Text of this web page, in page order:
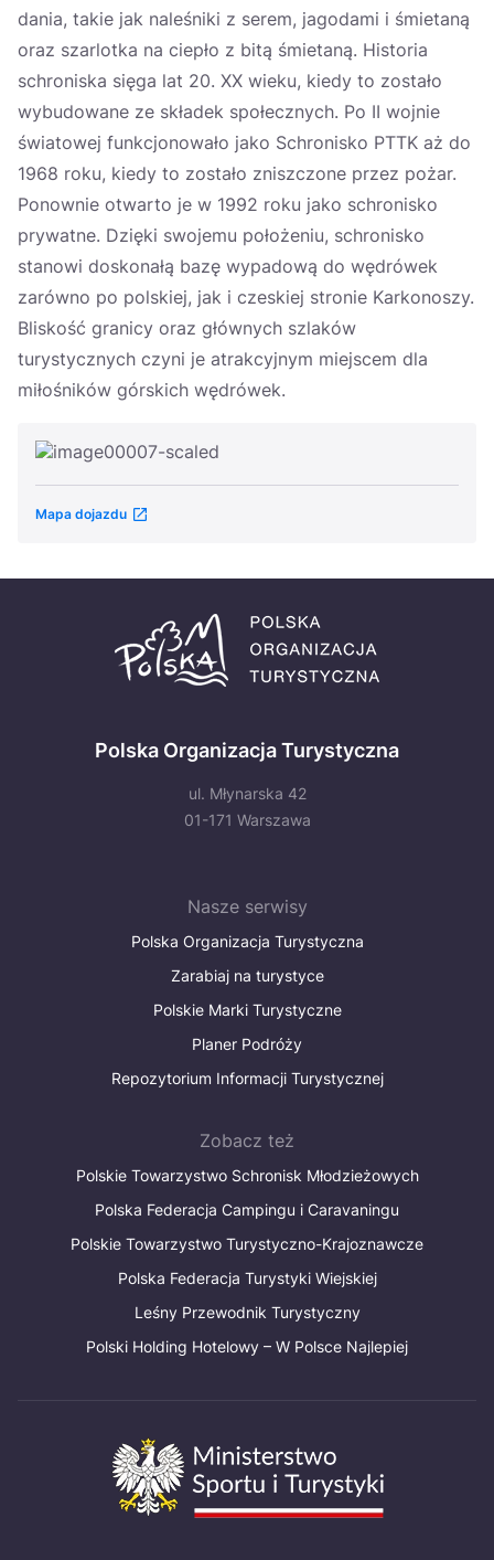
dania, takie jak naleśniki z serem, jagodami i śmietaną
oraz szarlotka na ciepło z bitą śmietaną. Historia
schroniska sięga lat 20. XX wieku, kiedy to zostało
wybudowane ze składek społecznych. Po II wojnie
światowej funkcjonowało jako Schronisko PTTK aż do
1968 roku, kiedy to zostało zniszczone przez pożar.
Ponownie otwarto je w 1992 roku jako schronisko
prywatne. Dzięki swojemu położeniu, schronisko
stanowi doskonałą bazę wypadową do wędrówek
zarówno po polskiej, jak i czeskiej stronie Karkonoszy.
Bliskość granicy oraz głównych szlaków
turystycznych czyni je atrakcyjnym miejscem dla
miłośników górskich wędrówek.
Mapa dojazdu
Polska Organizacja Turystyczna
ul. Młynarska 42
01-171 Warszawa
Nasze serwisy
Polska Organizacja Turystyczna
Zarabiaj na turystyce
Polskie Marki Turystyczne
Planer Podróży
Repozytorium Informacji Turystycznej
Zobacz też
Polskie Towarzystwo Schronisk Młodzieżowych
Polska Federacja Campingu i Caravaningu
Polskie Towarzystwo Turystyczno-Krajoznawcze
Polska Federacja Turystyki Wiejskiej
Leśny Przewodnik Turystyczny
Polski Holding Hotelowy – W Polsce Najlepiej